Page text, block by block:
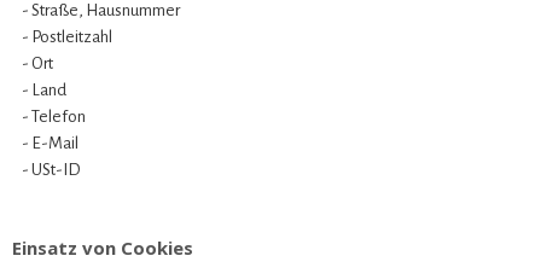
- Straße, Hausnummer
- Postleitzahl
- Ort
- Land
- Telefon
- E-Mail
- USt-ID
Einsatz von Cookies